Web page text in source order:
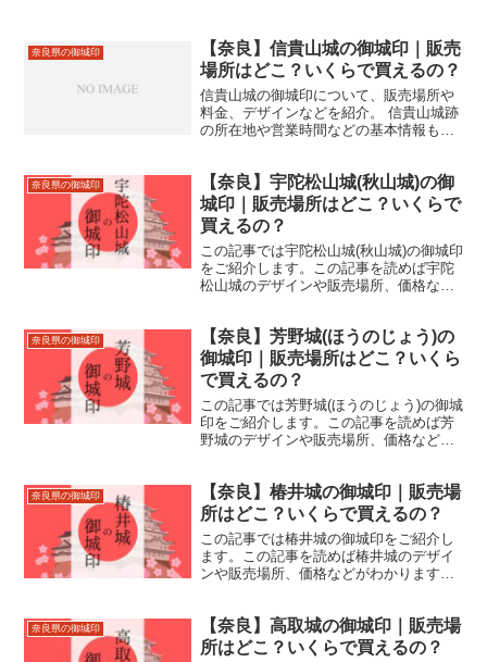
奈良県の御城印
【奈良】信貴山城の御城印｜販売
場所はどこ？いくらで買えるの？
信貴山城の御城印について、販売場所や
料金、デザインなどを紹介。 信貴山城跡
の所在地や営業時間などの基本情報も合
奈良県の御城印
【奈良】宇陀松山城(秋山城)の御
城印｜販売場所はどこ？いくらで
買えるの？
この記事では宇陀松山城(秋山城)の御城印
をご紹介します。この記事を読めば宇陀
松山城のデザインや販売場所、価格など
で、来城の際にお役立てください。
奈良県の御城印
【奈良】芳野城(ほうのじょう)の
御城印｜販売場所はどこ？いくら
で買えるの？
この記事では芳野城(ほうのじょう)の御城
印をご紹介します。この記事を読めば芳
野城のデザインや販売場所、価格などが
の際にお役立てください。
奈良県の御城印
【奈良】椿井城の御城印｜販売場
所はどこ？いくらで買えるの？
この記事では椿井城の御城印をご紹介し
ます。この記事を読めば椿井城のデザイ
ンや販売場所、価格などがわかります。
てください。
奈良県の御城印
【奈良】高取城の御城印｜販売場
所はどこ？いくらで買えるの？